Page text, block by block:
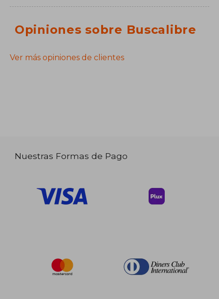
Opiniones sobre Buscalibre
Ver más opiniones de clientes
Nuestras Formas de Pago